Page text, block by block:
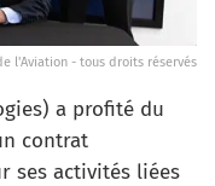
l'Aviation - tous droits réservés
a profité du
contrat
ses activités liées